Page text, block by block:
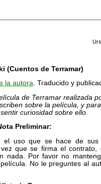
(Cuentos de Terramar)
la autora. Traducido y
de Terramar realizada
sobre la película, y
curiosidad sobre ello.
Preliminar:
el uso que se hace de
que se firma el contrato,
nada. Por favor no
No le preguntes al